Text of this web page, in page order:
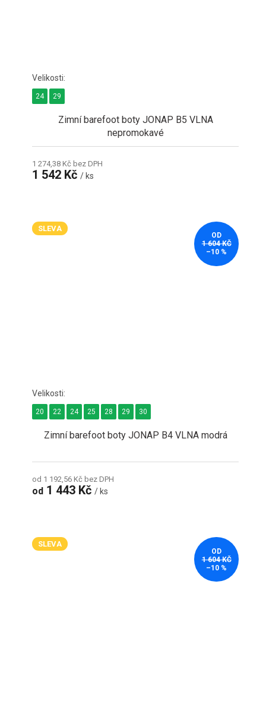
Zimní barefoot boty JONAP B5 VLNA
nepromokavé
1 274,38 Kč bez DPH
1 542 Kč/ ks
24 29
SLEVA
OD
1 604 KČ
–10 %
Zimní barefoot boty JONAP B4 VLNA modrá
od 1 192,56 Kč bez DPH
od 1 443 Kč/ ks
20 22 24 25 28 29 30
SLEVA
OD
1 604 KČ
–10 %